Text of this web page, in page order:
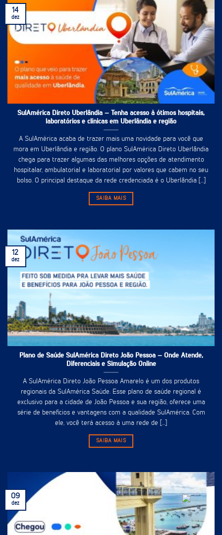
SulAmérica Direto Uberlândia – Tenha acesso à ótimos hospitais,
laboratórios e clínicas em Uberlândia e região
A SulAmérica acaba de trazer mais uma novidade para você que
mora em Uberlândia e região. O plano SulAmérica Direto Uberlândia
chega para trazer algumas das melhores opções de atendimento
hospitalar, ambulatorial e laboratorial por valores que cabem no seu
bolso. O principal destaque da rede credenciada é o Uberlândia [...]
SAIBA MAIS
14
dez
Plano de Saúde SulAmérica Direto João Pessoa – Onde Atende,
Diferenciais e Simulação Online
A SulAmérica Direto João Pessoa Amarelo é um dos produtos
regionais da SulAmérica Saúde. Esse plano de saúde regional é
exclusivo para a cidade de João Pessoa e sua região, oferece uma
série de benefícios e vantagens com a qualidade SulAmérica. Com
ele, você terá acesso à uma rede de [...]
SAIBA MAIS
12
dez
09
dez